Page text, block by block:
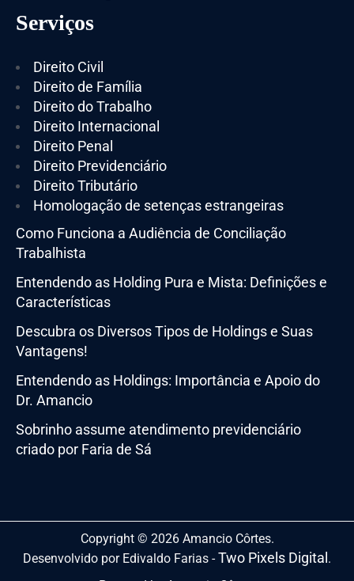
Serviços
Direito Civil
Direito de Família
Direito do Trabalho
Direito Internacional
Direito Penal
Direito Previdenciário
Direito Tributário
Homologação de setenças estrangeiras
Como Funciona a Audiência de Conciliação
Trabalhista
Entendendo as Holding Pura e Mista: Definições e
Características
Descubra os Diversos Tipos de Holdings e Suas
Vantagens!
Entendendo as Holdings: Importância e Apoio do
Dr. Amancio
Sobrinho assume atendimento previdenciário
criado por Faria de Sá
Copyright © 2026 Amancio Côrtes.
Desenvolvido por Edivaldo Farias -Two Pixels Digital.